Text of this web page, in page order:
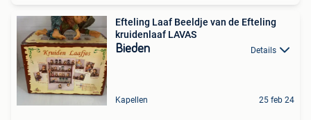
Efteling Laaf Beeldje van de Efteling
kruidenlaaf LAVAS
Bieden Details
Kapellen 25 feb 24